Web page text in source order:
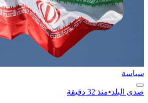
سياسة
صدى البلد•منذ 32 دقيقة